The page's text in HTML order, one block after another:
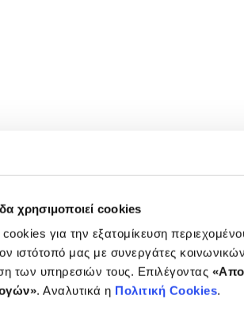
χρησιμοποιεί cookies
για την εξατομίκευση
ιστότοπό μας με συνεργάτες
των υπηρεσιών τους. Επιλέγοντας
. Αναλυτικά η Πολιτική Cookies.